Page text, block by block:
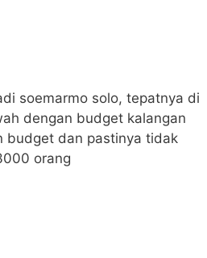
soemarmo solo, tepatnya di
dengan budget kalangan
budget dan pastinya tidak
orang